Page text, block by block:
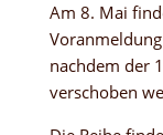
Am 8. Mai
nachdem der
verschoben